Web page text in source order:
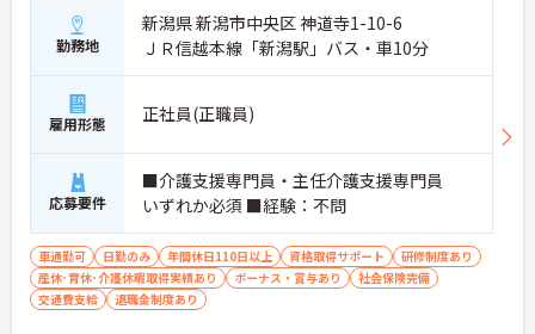
勤務地
新潟県 新潟市中央区 神道寺1-10-6
ＪＲ信越本線「新潟駅」バス・車10分
雇用形態 正社員(正職員)
応募要件
■介護支援専門員・主任介護支援専門員
いずれか必須 ■経験：不問
車通勤可 日勤のみ 年間休日110日以上 資格取得サポート
研修制度あり
産休･育休･介護休暇取得実績あり
ボーナス・賞与あり
社会保険完備
交通費支給
退職金制度あり